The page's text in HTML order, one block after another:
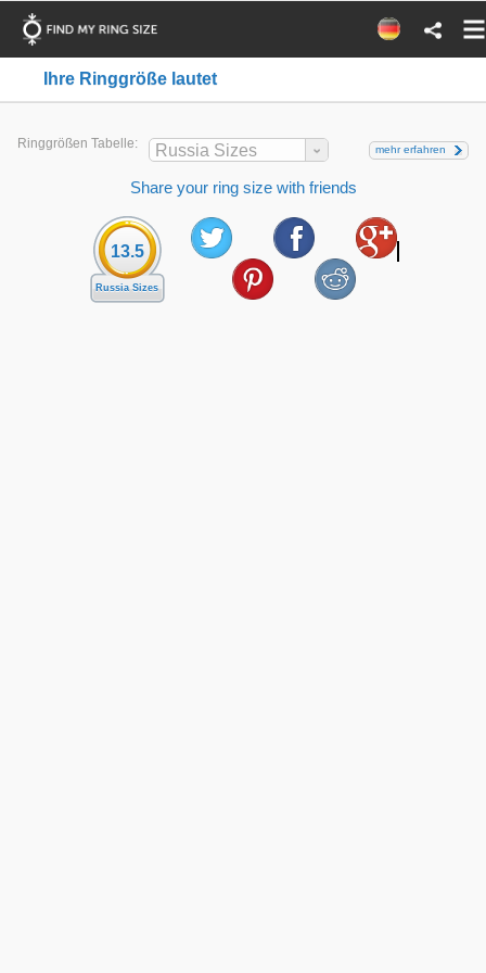
Ihre Ringgröße lautet
Ringgrößen Tabelle: Russia Sizes mehr erfahren
Share your ring size with friends
13.5
Russia Sizes